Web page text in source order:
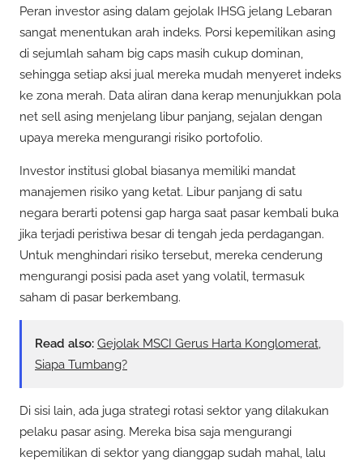
Peran investor asing dalam gejolak IHSG jelang Lebaran
sangat menentukan arah indeks. Porsi kepemilikan asing
di sejumlah saham big caps masih cukup dominan,
sehingga setiap aksi jual mereka mudah menyeret indeks
ke zona merah. Data aliran dana kerap menunjukkan pola
net sell asing menjelang libur panjang, sejalan dengan
upaya mereka mengurangi risiko portofolio.
Investor institusi global biasanya memiliki mandat
manajemen risiko yang ketat. Libur panjang di satu
negara berarti potensi gap harga saat pasar kembali buka
jika terjadi peristiwa besar di tengah jeda perdagangan.
Untuk menghindari risiko tersebut, mereka cenderung
mengurangi posisi pada aset yang volatil, termasuk
saham di pasar berkembang.
Read also: Gejolak MSCI Gerus Harta Konglomerat,
Siapa Tumbang?
Di sisi lain, ada juga strategi rotasi sektor yang dilakukan
pelaku pasar asing. Mereka bisa saja mengurangi
kepemilikan di sektor yang dianggap sudah mahal, lalu